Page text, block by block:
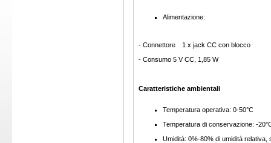
Alimentazione:
- Connettore 1 x jack CC con blocco
- Consumo 5 V CC, 1,85 W
Caratteristiche ambientali
Temperatura operativa: 0-50°C
Temperatura di conservazione: -
Umidità: 0%-80% di umidità relativa,